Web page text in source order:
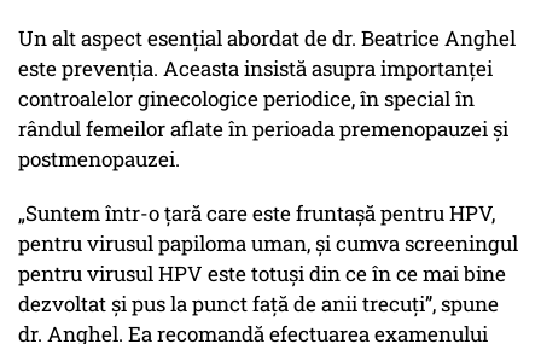
Un alt aspect esențial abordat de dr. Beatrice Anghel
este prevenția. Aceasta insistă asupra importanței
controalelor ginecologice periodice, în special în
rândul femeilor aflate în perioada premenopauzei și
postmenopauzei.
„Suntem într-o țară care este fruntașă pentru HPV,
pentru virusul papiloma uman, și cumva screeningul
pentru virusul HPV este totuși din ce în ce mai bine
dezvoltat și pus la punct față de anii trecuți”, spune
dr. Anghel. Ea recomandă efectuarea examenului